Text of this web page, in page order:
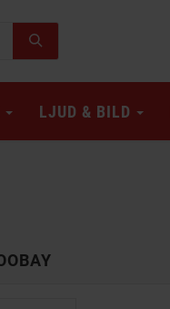
LJUD & BILD